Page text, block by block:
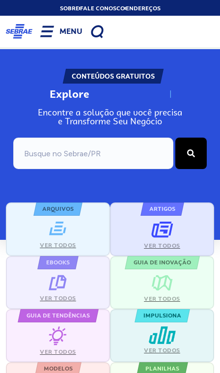
SOBREFALE CONOSCOENDEREÇOS
MENU
CONTEÚDOS GRATUITOS
Explore N
Encontre a solução que você precisa
e Transforme Seu Negócio
ARQUIVOS
VER TODOS
ARTIGOS
VER TODOS
EBOOKS
VER TODOS
GUIA DE INOVAÇÃO
VER TODOS
GUIA DE TENDÊNCIAS
VER TODOS
IMPULSIONA
VER TODOS
MODELOS PLANILHAS